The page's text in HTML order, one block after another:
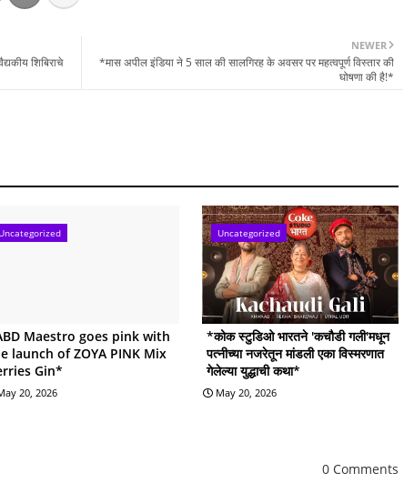
NEWER
*मास अपील इंडिया ने 5 साल की सालगिरह के अवसर पर महत्वपूर्ण विस्तार की
घोषणा की है!*
शिबिराचे
Maestro goes pink with
launch of ZOYA PINK Mix
Gin*
20, 2026
Uncategorized
*कोक स्टुडिओ भारतने 'कचौडी गली'मधून
पत्नीच्या नजरेतून मांडली एका विस्मरणात
गेलेल्या युद्धाची कथा*
May 20, 2026
0 Comments